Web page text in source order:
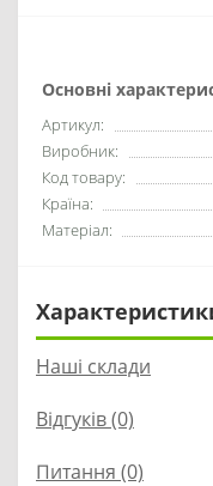
Основні
Артикул:
Виробник:
Код товару:
Країна:
Матеріал:
Наші склади
Відгуків (0)
Питання (0)